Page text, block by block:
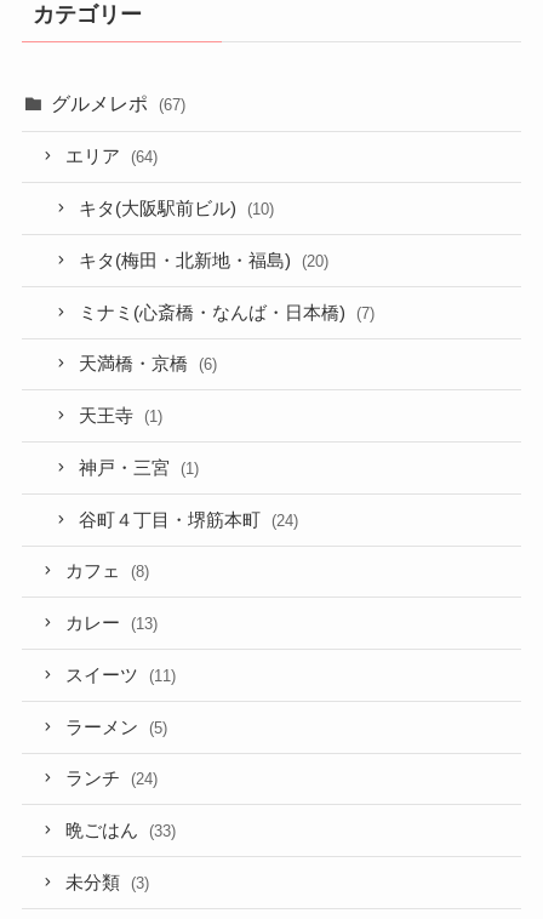
カテゴリー
グルメレポ (67)
エリア (64)
キタ(大阪駅前ビル) (10)
キタ(梅田・北新地・福島) (20)
ミナミ(心斎橋・なんば・日本橋) (7)
天満橋・京橋 (6)
天王寺 (1)
神戸・三宮 (1)
谷町４丁目・堺筋本町 (24)
カフェ (8)
カレー (13)
スイーツ (11)
ラーメン (5)
ランチ (24)
晩ごはん (33)
未分類 (3)